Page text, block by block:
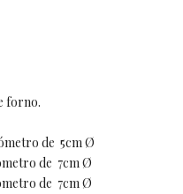
forno.
de 5cm Ø
de 7cm Ø
de 7cm Ø